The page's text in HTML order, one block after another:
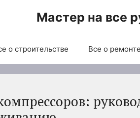
Мастер на все
о строительстве Все о ремонте